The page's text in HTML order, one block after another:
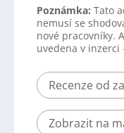
Poznámka: Tato
nemusí se
nové pracovníky.
uvedena v inzerci
Recenze od
Zobrazit na